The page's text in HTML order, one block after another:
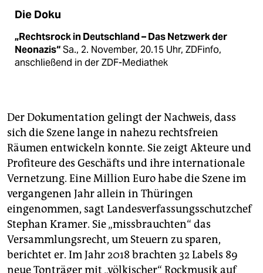
Die Doku
„Rechtsrock in Deutschland – Das Netzwerk der
Neonazis“Sa., 2. November, 20.15 Uhr, ZDFinfo,
anschließend in der ZDF-Mediathek
Der Dokumentation gelingt der Nachweis, dass
sich die Szene lange in nahezu rechtsfreien
Räumen entwickeln konnte. Sie zeigt Akteure und
Profiteure des Geschäfts und ihre internationale
Vernetzung. Eine Million Euro habe die Szene im
vergangenen Jahr allein in Thüringen
eingenommen, sagt Landesverfassungsschutzchef
Stephan Kramer. Sie „missbrauchten“ das
Versammlungsrecht, um Steuern zu sparen,
berichtet er. Im Jahr 2018 brachten 32 Labels 89
neue Tonträger mit „völkischer“ Rockmusik auf